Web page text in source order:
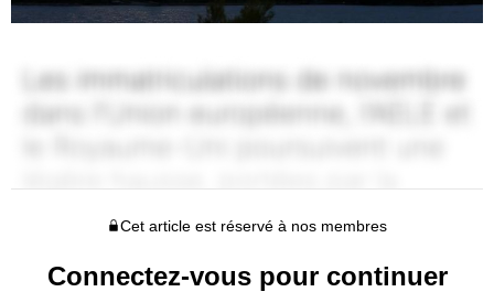
Cet article est réservé à nos membres
Connectez-vous pour continuer